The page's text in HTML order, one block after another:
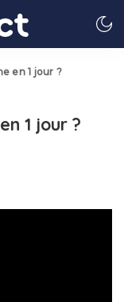
en 1 jour ?
1 jour ?